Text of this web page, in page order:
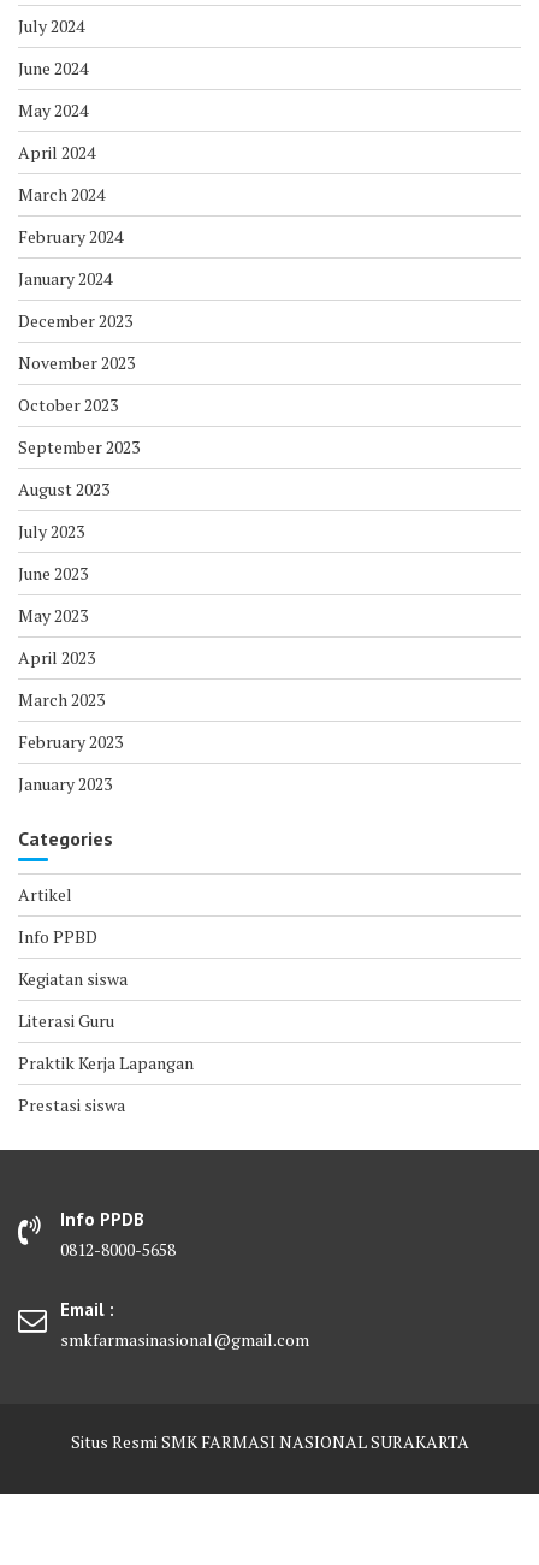
July 2024
June 2024
May 2024
April 2024
March 2024
February 2024
January 2024
December 2023
November 2023
October 2023
September 2023
August 2023
July 2023
June 2023
May 2023
April 2023
March 2023
February 2023
January 2023
Categories
Artikel
Info PPBD
Kegiatan siswa
Literasi Guru
Praktik Kerja Lapangan
Prestasi siswa
Info PPDB
0812-8000-5658
Email :
smkfarmasinasional@gmail.com
Situs Resmi SMK FARMASI NASIONAL SURAKARTA